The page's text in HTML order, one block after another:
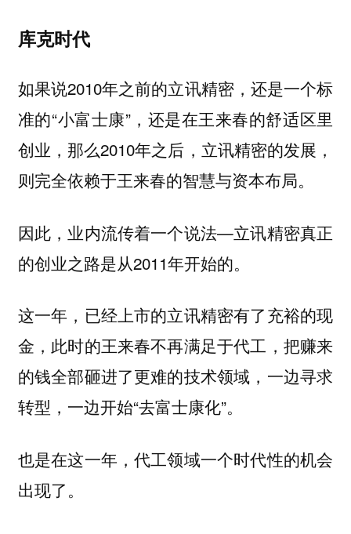
库克时代
如果说2010年之前的立讯精密，还是一个标
准的“小富士康”，还是在王来春的舒适区里
创业，那么2010年之后，立讯精密的发展，
则完全依赖于王来春的智慧与资本布局。
因此，业内流传着一个说法—立讯精密真正
的创业之路是从2011年开始的。
这一年，已经上市的立讯精密有了充裕的现
金，此时的王来春不再满足于代工，把赚来
的钱全部砸进了更难的技术领域，一边寻求
转型，一边开始“去富士康化”。
也是在这一年，代工领域一个时代性的机会
出现了。